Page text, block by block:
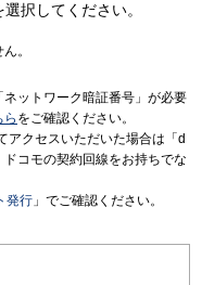
択してください。
。
ットワーク暗証番号」が必要
ら をご確認ください。
アクセスいただいた場合は「d
コモの契約回線をお持ちでな
発行 」でご確認ください。